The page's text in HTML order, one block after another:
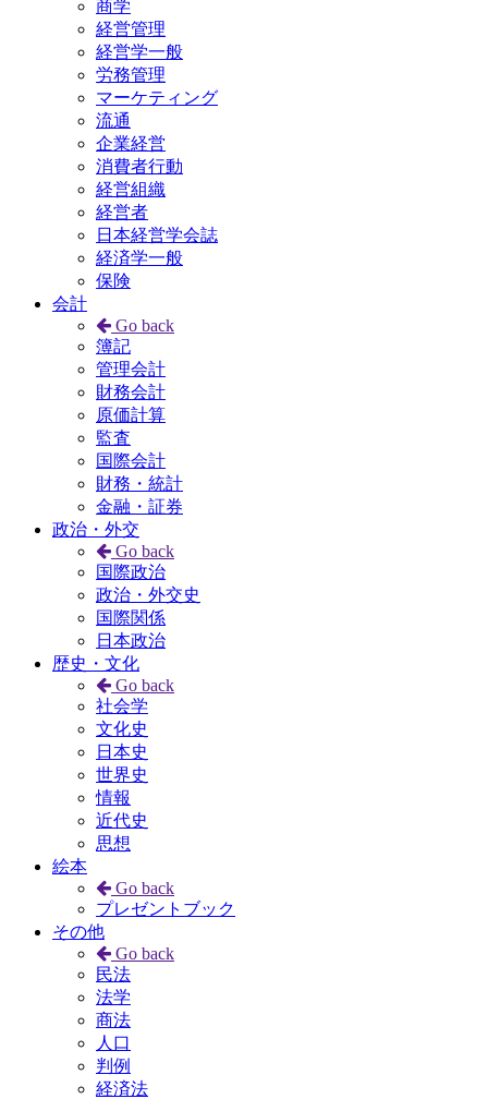
商学
経営管理
経営学一般
労務管理
マーケティング
流通
企業経営
消費者行動
経営組織
経営者
日本経営学会誌
経済学一般
保険
会計
Go back
簿記
管理会計
財務会計
原価計算
監査
国際会計
財務・統計
金融・証券
政治・外交
Go back
国際政治
政治・外交史
国際関係
日本政治
歴史・文化
Go back
社会学
文化史
日本史
世界史
情報
近代史
思想
絵本
Go back
プレゼントブック
その他
Go back
民法
法学
商法
人口
判例
経済法